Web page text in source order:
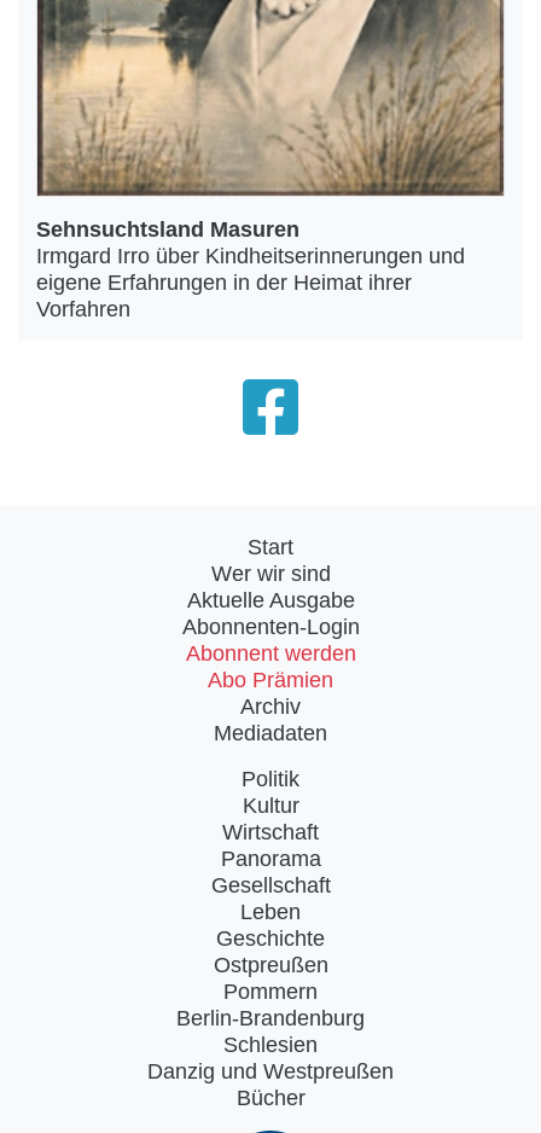
Sehnsuchtsland Masuren
Irmgard Irro über Kindheitserinnerungen und
eigene Erfahrungen in der Heimat ihrer
Vorfahren
Start
Wer wir sind
Aktuelle Ausgabe
Abonnenten-Login
Abonnent werden
Abo Prämien
Archiv
Mediadaten
Politik
Kultur
Wirtschaft
Panorama
Gesellschaft
Leben
Geschichte
Ostpreußen
Pommern
Berlin-Brandenburg
Schlesien
Danzig und Westpreußen
Bücher